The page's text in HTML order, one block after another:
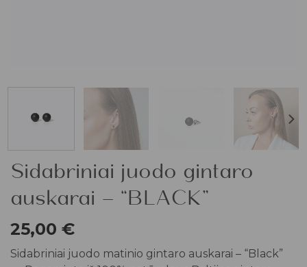
Sidabriniai juodo gintaro
auskarai – “BLACK”
25,00 €
Sidabriniai juodo matinio gintaro auskarai – “Black”